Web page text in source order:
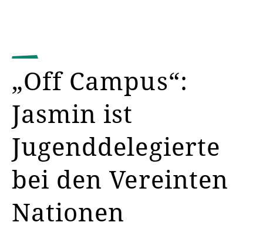
„Off Campus“:
Jasmin ist
Jugenddelegierte
bei den Vereinten
Nationen